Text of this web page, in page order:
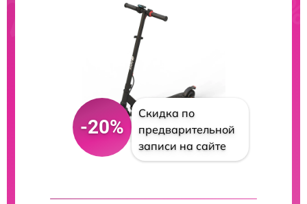
-20%
Скидка по
предварительной
записи на сайте